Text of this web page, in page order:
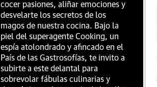
cocer pasiones, aliñar emociones y
desvelarte los secretos de los
magos de nuestra cocina. Bajo la
piel del superagente Cooking, un
espía atolondrado y afincado en el
País de las Gastrosofías, te invito a
subirte a este delantal para
sobrevolar fábulas culinarias y